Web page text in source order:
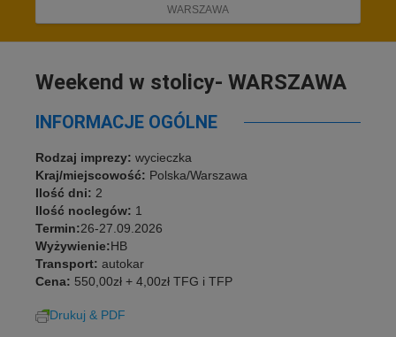
WARSZAWA
Weekend w stolicy- WARSZAWA
INFORMACJE OGÓLNE
Rodzaj imprezy: wycieczka
Kraj/miejscowość: Polska/Warszawa
Ilość dni: 2
Ilość noclegów: 1
Termin:26-27.09.2026
Wyżywienie:HB
Transport: autokar
Cena: 550,00zł + 4,00zł TFG i TFP
Drukuj & PDF